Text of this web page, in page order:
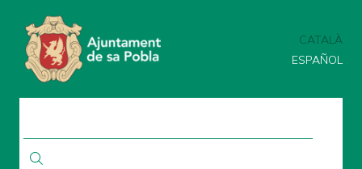
contingut
CATALÀ
ESPAÑOL